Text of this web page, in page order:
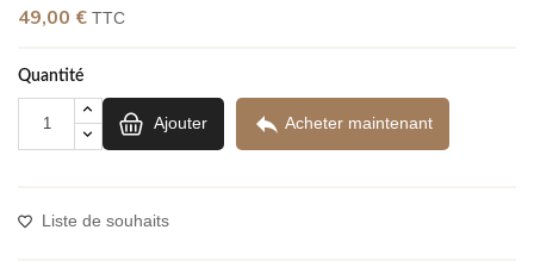
49,00 € TTC
Quantité
Ajouter  Acheter maintenant
Liste de souhaits